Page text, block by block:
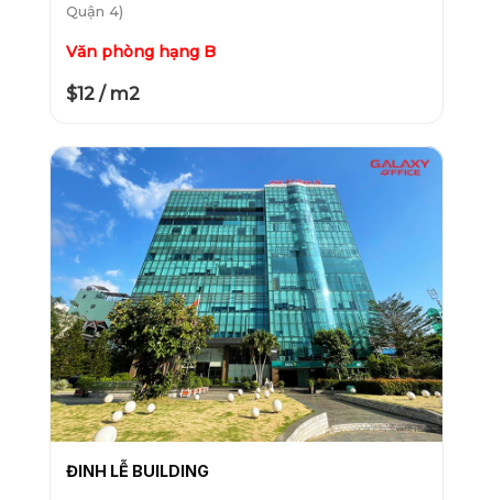
Quận 4)
Văn phòng hạng B
$12 / m2
ĐINH LỄ BUILDING